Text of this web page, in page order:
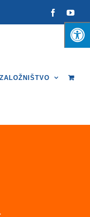
Facebook
ZALOŽNIŠTVO